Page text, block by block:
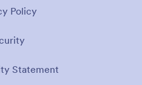
Policy
Statement